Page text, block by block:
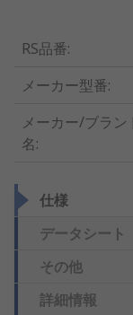
RS品番:
メーカー型番:
メーカー/ブラン
名:
仕様
データシート
その他
詳細情報